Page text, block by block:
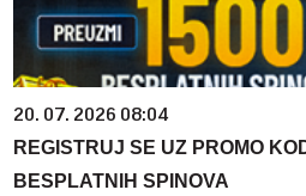
20. 07. 2026 08:04
REGISTRUJ SE UZ PROMO
BESPLATNIH SPINOVA